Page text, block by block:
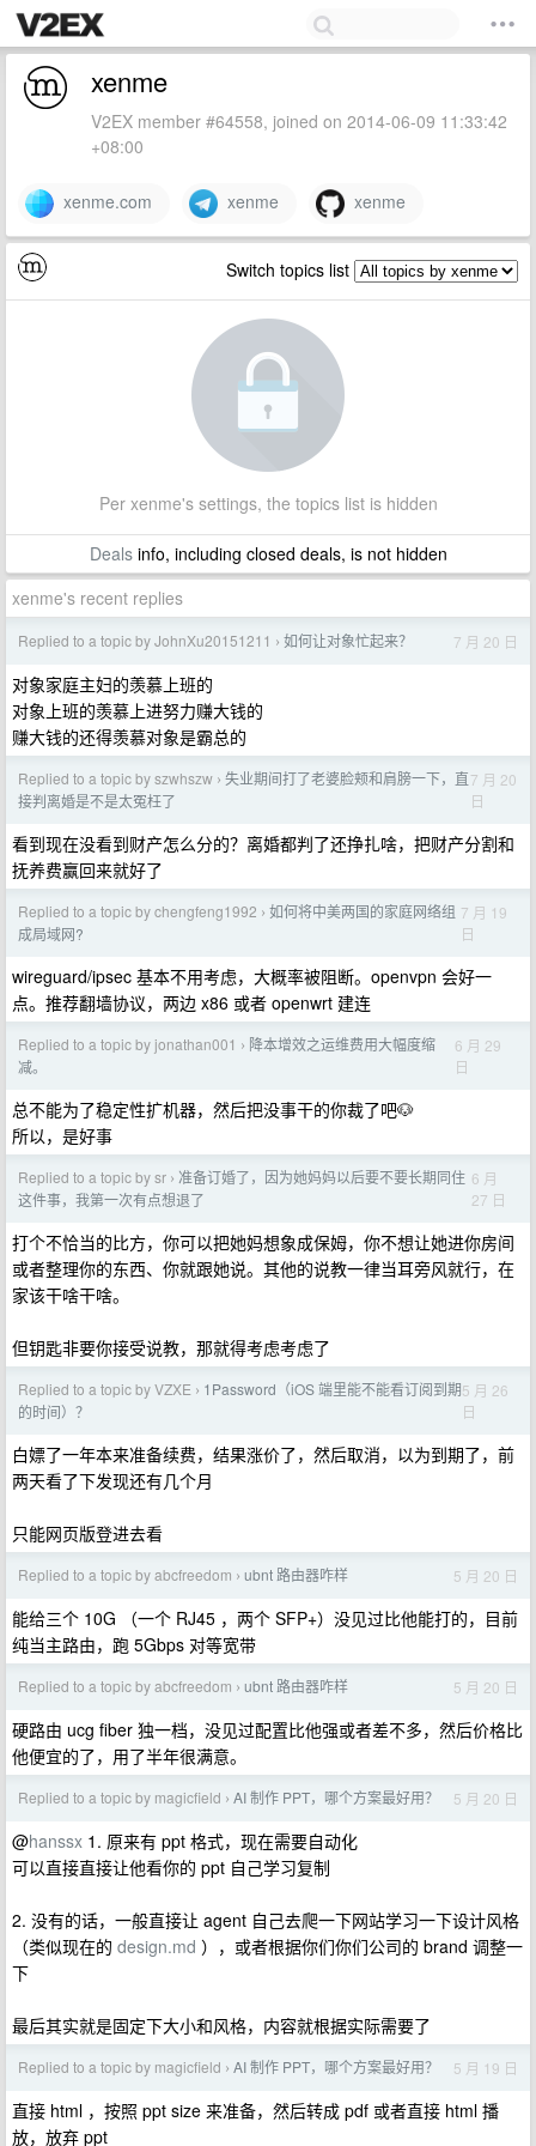
xenme
V2EX member #64558, joined on 2014-06-09 11:33:42
+08:00
xenme.com xenme xenme
Switch topics list
Per xenme's settings, the topics list is hidden
Dealsinfo, including closed deals, is not hidden
xenme's recent replies
Replied to a topic by JohnXu20151211 › 如何让对象忙起来？ 7 月 20 日
对象家庭主妇的羡慕上班的
对象上班的羡慕上进努力赚大钱的
赚大钱的还得羡慕对象是霸总的
Replied to a topic by szwhszw › 失业期间打了老婆脸颊和肩膀一下，直
接判离婚是不是太冤枉了
7 月 20
日
看到现在没看到财产怎么分的？离婚都判了还挣扎啥，把财产分割和
抚养费赢回来就好了
Replied to a topic by chengfeng1992 › 如何将中美两国的家庭网络组
成局域网?
7 月 19
日
wireguard/ipsec 基本不用考虑，大概率被阻断。openvpn 会好一
点。推荐翻墙协议，两边 x86 或者 openwrt 建连
Replied to a topic by jonathan001 › 降本增效之运维费用大幅度缩
减。
6 月 29
日
总不能为了稳定性扩机器，然后把没事干的你裁了吧🐶
所以，是好事
Replied to a topic by sr › 准备订婚了，因为她妈妈以后要不要长期同住
这件事，我第一次有点想退了
6 月
27 日
打个不恰当的比方，你可以把她妈想象成保姆，你不想让她进你房间
或者整理你的东西、你就跟她说。其他的说教一律当耳旁风就行，在
家该干啥干啥。
但钥匙非要你接受说教，那就得考虑考虑了
Replied to a topic by VZXE › 1Password（iOS 端里能不能看订阅到期
的时间）？
5 月 26
日
白嫖了一年本来准备续费，结果涨价了，然后取消，以为到期了，前
两天看了下发现还有几个月
只能网页版登进去看
Replied to a topic by abcfreedom › ubnt 路由器咋样 5 月 20 日
能给三个 10G （一个 RJ45 ，两个 SFP+）没见过比他能打的，目前
纯当主路由，跑 5Gbps 对等宽带
Replied to a topic by abcfreedom › ubnt 路由器咋样 5 月 20 日
硬路由 ucg fiber 独一档，没见过配置比他强或者差不多，然后价格比
他便宜的了，用了半年很满意。
Replied to a topic by magicfield › AI 制作 PPT，哪个方案最好用？ 5 月 20 日
@hanssx 1. 原来有 ppt 格式，现在需要自动化
可以直接直接让他看你的 ppt 自己学习复制
2. 没有的话，一般直接让 agent 自己去爬一下网站学习一下设计风格
（类似现在的 design.md ），或者根据你们你们公司的 brand 调整一
下
最后其实就是固定下大小和风格，内容就根据实际需要了
Replied to a topic by magicfield › AI 制作 PPT，哪个方案最好用？ 5 月 19 日
直接 html ，按照 ppt size 来准备，然后转成 pdf 或者直接 html 播
放，放弃 ppt